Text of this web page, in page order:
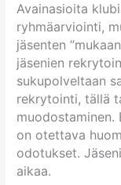
Avainasioita
ryhmäarviointi,
jäsenten
jäsenien
sukupolveltaan
rekrytointi, tällä
muodostaminen.
on otettava
odotukset.
aikaa.